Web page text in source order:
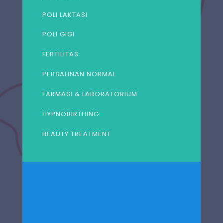
POLI LAKTASI
POLI GIGI
FERTILITAS
PERSALINAN NORMAL
FARMASI & LABORATORIUM
HYPNOBIRTHING
BEAUTY TREATMENT